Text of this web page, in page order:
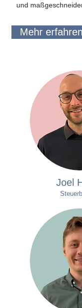
und
Mehr erfahren
Joel